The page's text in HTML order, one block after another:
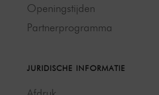
ALVERRA BALANCE -
professionele behandelingen.
Openingstijden
Partnerprogramma
JURIDISCHE INFORMATIE